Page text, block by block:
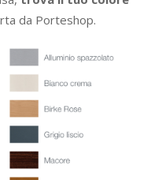
da Porteshop.